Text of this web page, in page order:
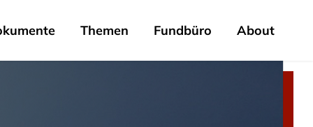
Themen Fundbüro About